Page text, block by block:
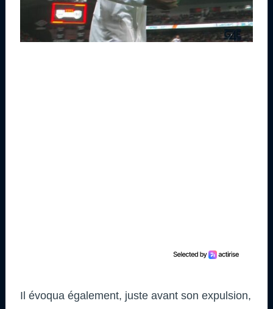
Il évoqua également, juste avant son expulsion,